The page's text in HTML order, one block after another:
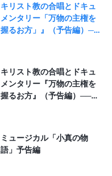
キリスト教の合唱とドキュ
メンタリー「万物の主権を
握るお方」』（予告編）──
キリスト教の合唱とドキュ
メンタリー『万物の主権を
握るお方』（予告編）──宇
ミュージカル「小真の物
語」予告編